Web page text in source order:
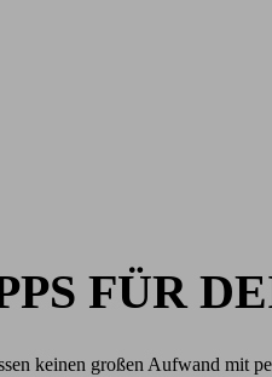
FÜR
keinen großen Aufwand mit